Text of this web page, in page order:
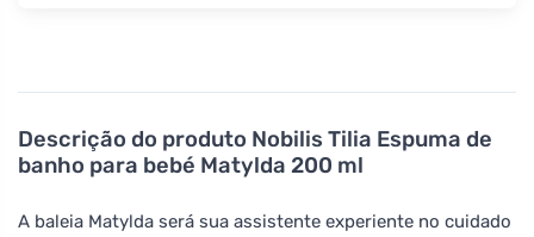
Descrição do produto Nobilis Tilia Espuma de
banho para bebé Matylda 200 ml
A baleia Matylda será sua assistente experiente no cuidado